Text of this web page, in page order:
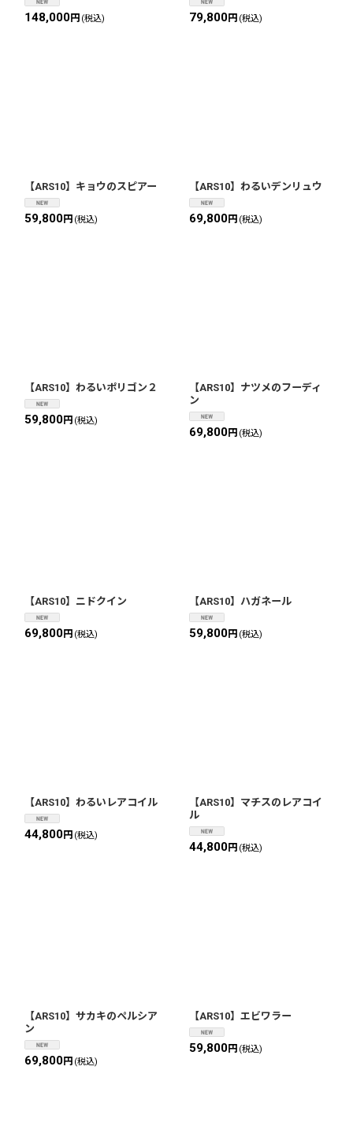
148,000円 (税込) 79,800円 (税込)
【ARS10】キョウのスピアー
59,800円 (税込)
【ARS10】わるいデンリュウ
69,800円 (税込)
【ARS10】わるいポリゴン２
59,800円 (税込)
【ARS10】ナツメのフーディ
ン
69,800円 (税込)
【ARS10】ニドクイン
69,800円 (税込)
【ARS10】ハガネール
59,800円 (税込)
【ARS10】わるいレアコイル
44,800円 (税込)
【ARS10】マチスのレアコイ
ル
44,800円 (税込)
【ARS10】サカキのペルシア
ン
69,800円 (税込)
【ARS10】エビワラー
59,800円 (税込)